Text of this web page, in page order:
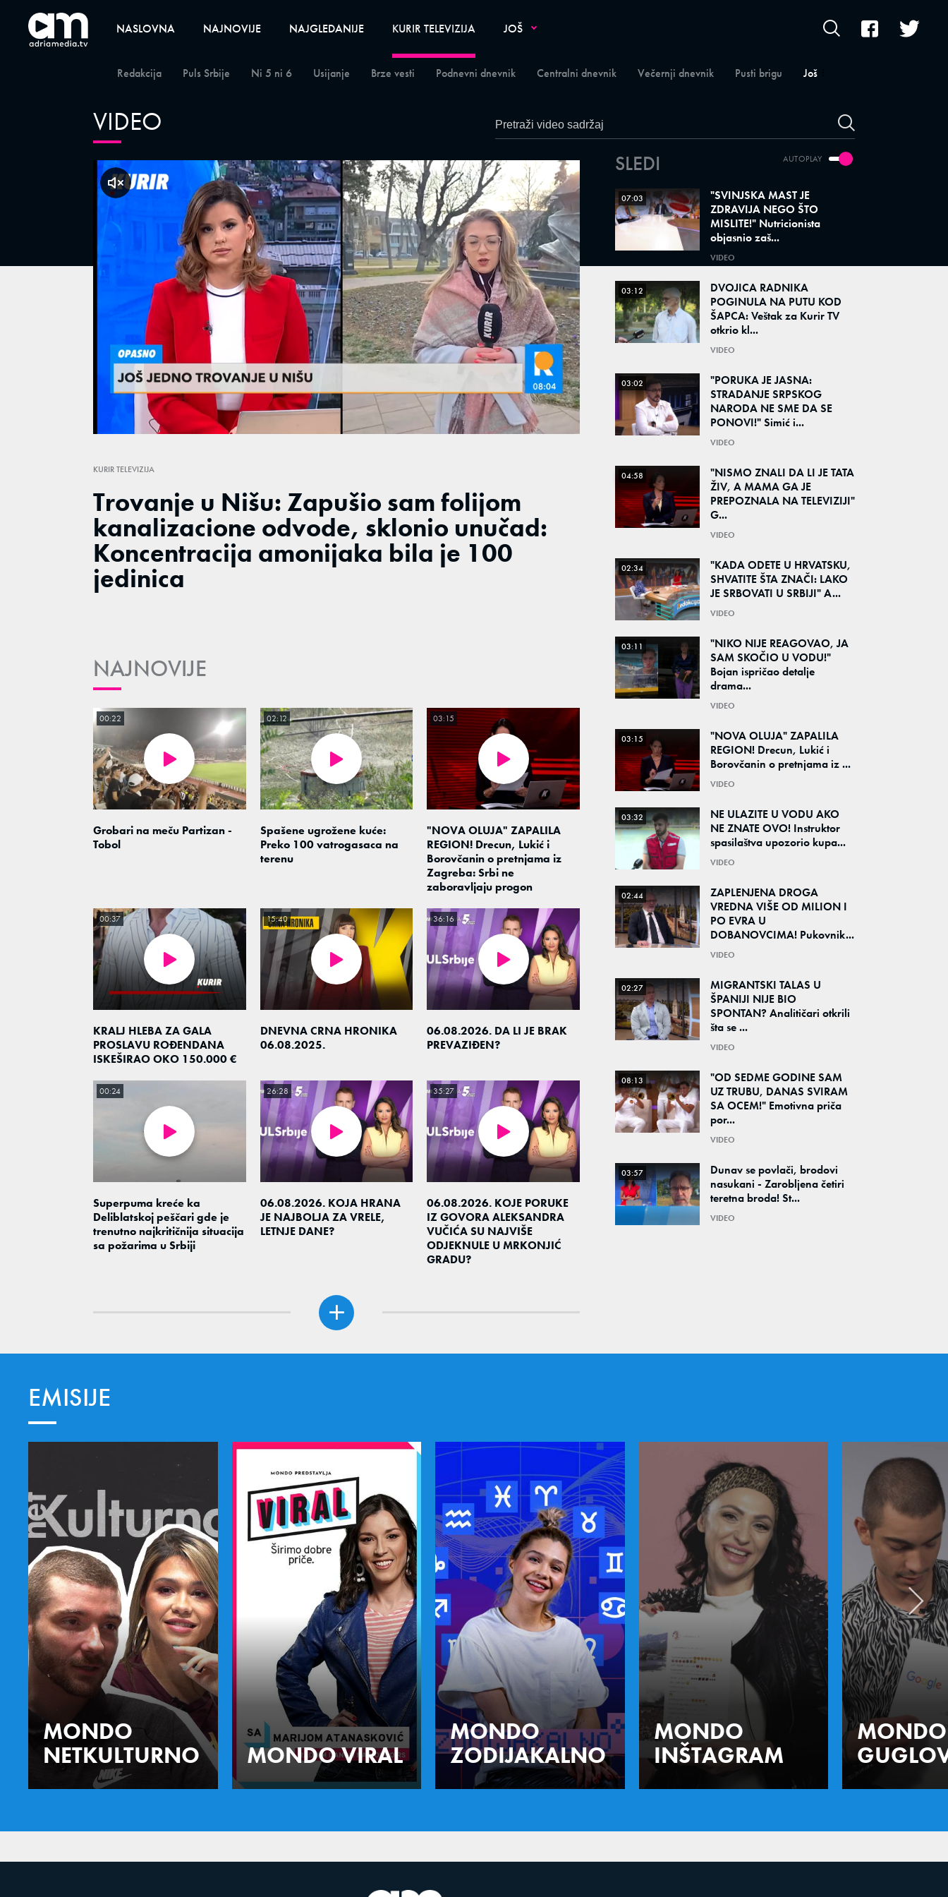
NASLOVNA NAJNOVIJE NAJGLEDANIJE KURIR TELEVIZIJA
Redakcija Puls Srbije Ni 5 ni 6 Usijanje Brze vesti Podnevni dnevnik Centralni dnevnik Večernji dnevnik Pusti brigu Još
JOŠ
VIDEO
Unmute
Loaded:
16.71%
klikni za zvuk
KURIR TELEVIZIJA
Trovanje u Nišu: Zapušio sam folijom
kanalizacione odvode, sklonio unučad:
Koncentracija amonijaka bila je 100
jedinica
NAJNOVIJE
Grobari na meču Partizan -
Tobol
00:22
Spašene ugrožene kuće:
Preko 100 vatrogasaca na
terenu
02:12
"NOVA OLUJA" ZAPALILA
REGION! Drecun, Lukić i
Borovčanin o pretnjama iz
Zagreba: Srbi ne
zaboravljaju progon
03:15
KRALJ HLEBA ZA GALA
PROSLAVU ROĐENDANA
ISKEŠIRAO OKO 150.000 €
00:37
DNEVNA CRNA HRONIKA
06.08.2025.
15:40
06.08.2026. DA LI JE BRAK
PREVAZIĐEN?
36:16
Superpuma kreće ka
Deliblatskoj peščari gde je
trenutno najkritičnija situacija
sa požarima u Srbiji
00:24
06.08.2026. KOJA HRANA
JE NAJBOLJA ZA VRELE,
LETNJE DANE?
26:28
06.08.2026. KOJE PORUKE
IZ GOVORA ALEKSANDRA
VUČIĆA SU NAJVIŠE
ODJEKNULE U MRKONJIĆ
GRADU?
35:27
AUTOPLAY
SLEDI
07:03
"SVINJSKA MAST JE
ZDRAVIJA NEGO ŠTO
MISLITE!" Nutricionista
objasnio zaš...
VIDEO
03:12
DVOJICA RADNIKA
POGINULA NA PUTU KOD
ŠAPCA: Veštak za Kurir TV
otkrio kl...
VIDEO
03:02
"PORUKA JE JASNA:
STRADANJE SRPSKOG
NARODA NE SME DA SE
PONOVI!" Simić i...
VIDEO
04:58
"NISMO ZNALI DA LI JE TATA
ŽIV, A MAMA GA JE
PREPOZNALA NA TELEVIZIJI"
G...
VIDEO
02:34
"KADA ODETE U HRVATSKU,
SHVATITE ŠTA ZNAČI: LAKO
JE SRBOVATI U SRBIJI" A...
VIDEO
03:11
"NIKO NIJE REAGOVAO, JA
SAM SKOČIO U VODU!"
Bojan ispričao detalje
drama...
VIDEO
03:15
"NOVA OLUJA" ZAPALILA
REGION! Drecun, Lukić i
Borovčanin o pretnjama iz ...
VIDEO
03:32
NE ULAZITE U VODU AKO
NE ZNATE OVO! Instruktor
spasilaštva upozorio kupa...
VIDEO
02:44
ZAPLENJENA DROGA
VREDNA VIŠE OD MILION I
PO EVRA U
DOBANOVCIMA! Pukovnik...
VIDEO
02:27
MIGRANTSKI TALAS U
ŠPANIJI NIJE BIO
SPONTAN? Analitičari otkrili
šta se ...
VIDEO
08:13
"OD SEDME GODINE SAM
UZ TRUBU, DANAS SVIRAM
SA OCEM!" Emotivna priča
por...
VIDEO
03:57
Dunav se povlači, brodovi
nasukani - Zarobljena četiri
teretna broda! St...
VIDEO
EMISIJE
MONDO
NETKULTURNO
MONDO VIRAL
MONDO
ZODIJAKALNO
MONDO
INŠTAGRAM
MONDO